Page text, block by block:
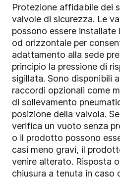
Protezione affidabile dei
valvole di sicurezza. Le
possono essere
od orizzontale per
adattamento alla sede
principio la pressione di
sigillata. Sono disponibili
raccordi opzionali come
di sollevamento
posizione della valvola.
verifica un vuoto senza
o il prodotto possono
casi meno gravi, il
venire alterato. Risposta
chiusura a tenuta in caso